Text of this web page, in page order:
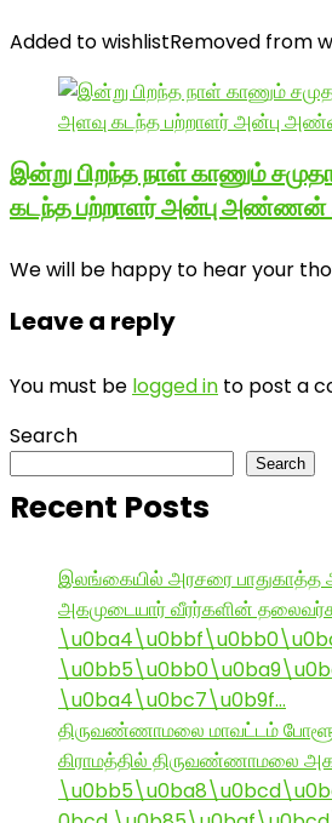
Added to wishlistRemoved from
இன்று பிறந்த நாள் காணும்
கடந்த பற்றாளர் அன்பு அண்ணன்
We will be happy to hear your
Leave a reply
You must be logged in to post a
Search
Search
Recent Posts
இலங்கையில் அரசரை பாதுகாத்த
அகமுடையார் வீரர்களின்
\u0ba4\u0bc7\u0b9f…
திருவண்ணாமலை மாவட்டம்
கிராமத்தில் திருவண்ணாமலை